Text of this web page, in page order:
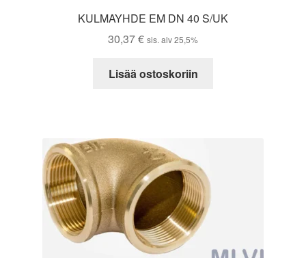
KULMAYHDE EM DN 40 S/UK
30,37€ sis. alv 25,5%
Lisää ostoskoriin